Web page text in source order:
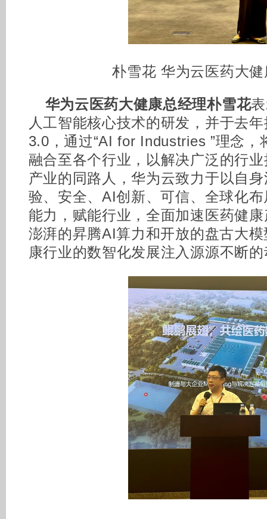
朴雪花 华为云医药大
华为云医药大健康总经理朴雪花
人工智能核心技术的研发，并于去
3.0，通过“AI for Industries ”理念，
融合至各个行业，以解决广泛的行
产业的同路人，华为云致力于以自
验、安全、AI创新、可信、全球化
能力，赋能行业，全面加速医药健
澎湃的昇腾AI算力和开放的盘古大
康行业的数智化发展注入源源不断